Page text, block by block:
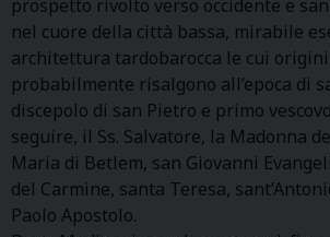
prospetto rivolto verso occidente e
nel cuore della città bassa, mirabile
architettura tardobarocca le cui
probabilmente risalgono all’epoca di
discepolo di san Pietro e primo
seguire, il Ss. Salvatore, la Madonna
Maria di Betlem, san Giovanni
del Carmine, santa Teresa,
Paolo Apostolo.